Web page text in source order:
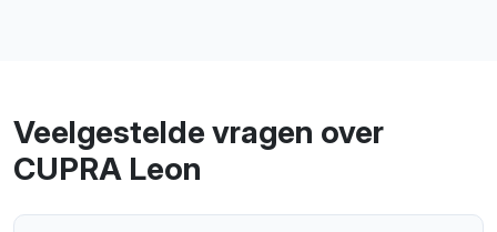
Veelgestelde vragen over
CUPRA Leon